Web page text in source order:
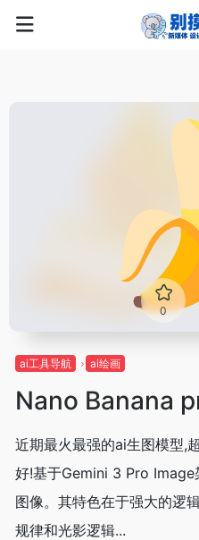
0
ai工具导航 ai绘画
Nano Banana
近期最火最强的ai生图模型,
好!基于Gemini 3 Pro Image
图像。其特色在于强大的逻
规律和光影逻辑...